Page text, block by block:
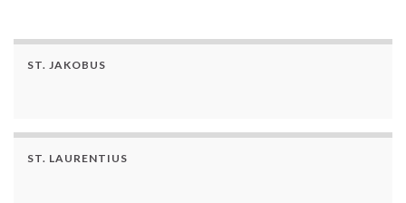
ST. JAKOBUS
ST. LAURENTIUS